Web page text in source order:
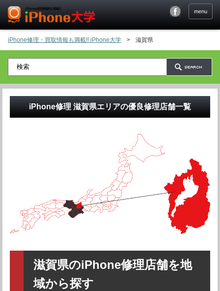
menu
iPhone修理・買取情報も満載!! iPhone大学 > 滋賀県
iPhone修理 滋賀県エリアの優良修理店舗一覧
滋賀県のiPhone修理店舗を地
域から探す